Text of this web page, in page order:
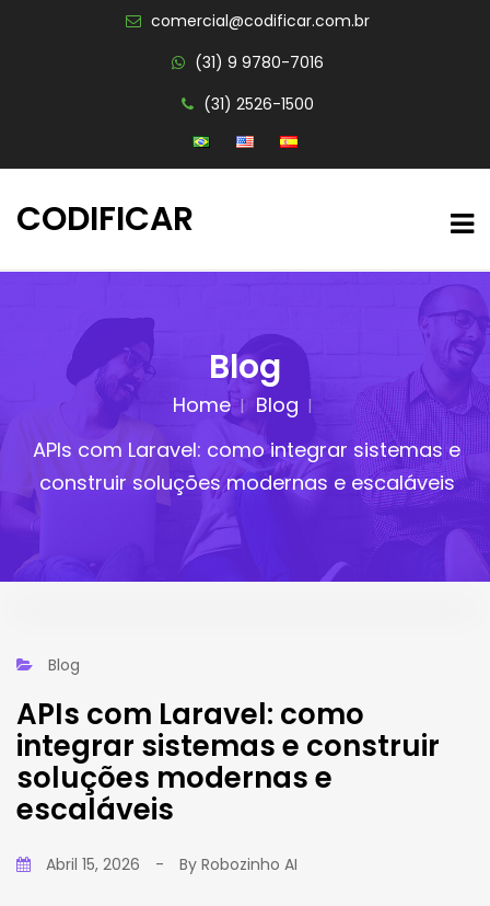
comercial@codificar.com.br
(31) 9 9780-7016
(31) 2526-1500
CODIFICAR
Blog
Home
Blog
APIs com Laravel: como integrar sistemas e
construir soluções modernas e escaláveis
Blog
APIs com Laravel: como
integrar sistemas e construir
soluções modernas e
escaláveis
Abril 15, 2026 - By Robozinho AI